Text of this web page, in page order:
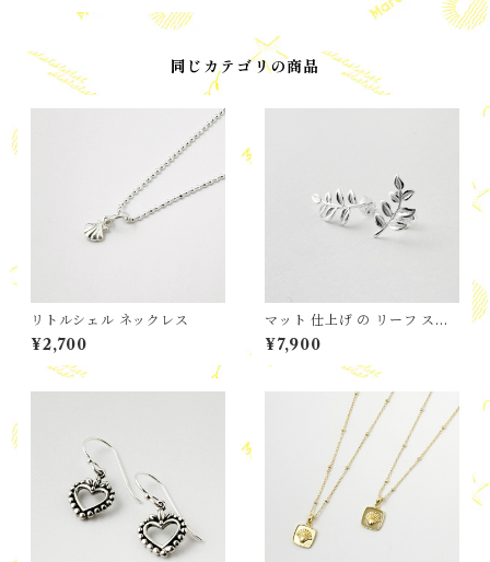
同じカテゴリの商品
リトルシェル ネックレス
¥2,700
マット 仕上げ の リーフ スタ
ッドピアス
¥7,900